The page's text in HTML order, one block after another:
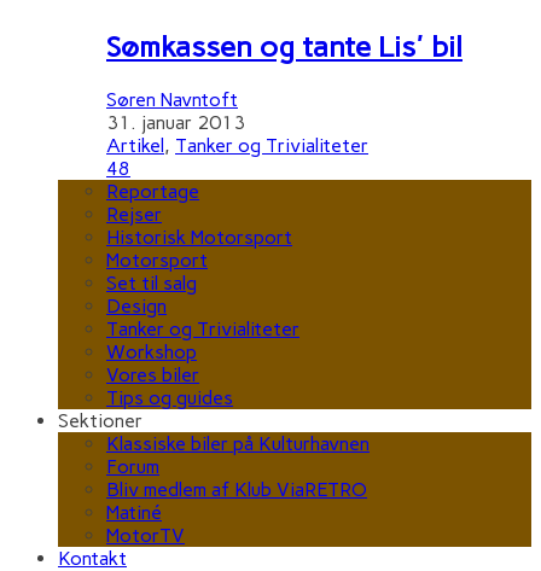
Sømkassen og tante Lis' bil
Søren Navntoft
31. januar 2013
Artikel, Tanker og Trivialiteter
48
Reportage
Rejser
Historisk Motorsport
Motorsport
Set til salg
Design
Tanker og Trivialiteter
Workshop
Vores biler
Tips og guides
Sektioner
Klassiske biler på Kulturhavnen
Forum
Bliv medlem af Klub ViaRETRO
Matiné
MotorTV
Kontakt